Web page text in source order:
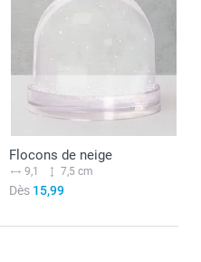
Flocons de neige
9,1 7,5 cm
Dès15,99